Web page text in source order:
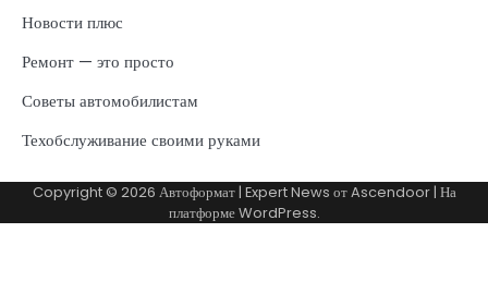
Новости плюс
Ремонт — это просто
Советы автомобилистам
Техобслуживание своими руками
Copyright © 2026 Автоформат| Expert News отAscendoor| На
платформеWordPress.